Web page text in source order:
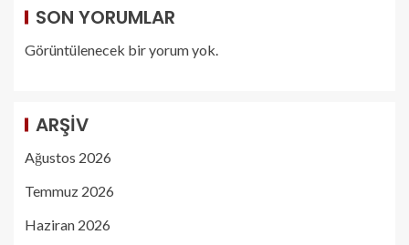
SON YORUMLAR
Görüntülenecek bir yorum yok.
ARŞIV
Ağustos 2026
Temmuz 2026
Haziran 2026